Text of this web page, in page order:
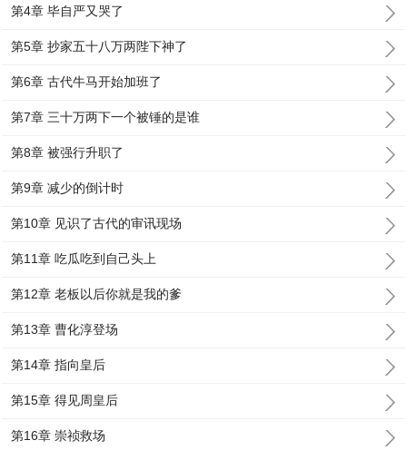
第4章 毕自严又哭了
第5章 抄家五十八万两陛下神了
第6章 古代牛马开始加班了
第7章 三十万两下一个被锤的是谁
第8章 被强行升职了
第9章 减少的倒计时
第10章 见识了古代的审讯现场
第11章 吃瓜吃到自己头上
第12章 老板以后你就是我的爹
第13章 曹化淳登场
第14章 指向皇后
第15章 得见周皇后
第16章 崇祯救场